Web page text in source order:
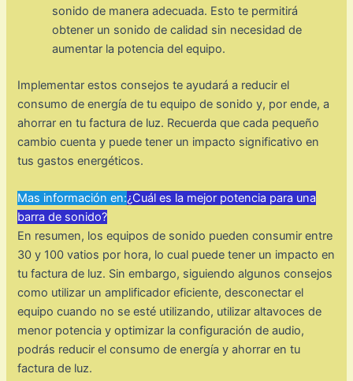
sonido de manera adecuada. Esto te permitirá
obtener un sonido de calidad sin necesidad de
aumentar la potencia del equipo.
Implementar estos consejos te ayudará a reducir el
consumo de energía de tu equipo de sonido y, por ende, a
ahorrar en tu factura de luz. Recuerda que cada pequeño
cambio cuenta y puede tener un impacto significativo en
tus gastos energéticos.
Mas información en:¿Cuál es la mejor potencia para una
barra de sonido?
En resumen, los equipos de sonido pueden consumir entre
30 y 100 vatios por hora, lo cual puede tener un impacto en
tu factura de luz. Sin embargo, siguiendo algunos consejos
como utilizar un amplificador eficiente, desconectar el
equipo cuando no se esté utilizando, utilizar altavoces de
menor potencia y optimizar la configuración de audio,
podrás reducir el consumo de energía y ahorrar en tu
factura de luz.